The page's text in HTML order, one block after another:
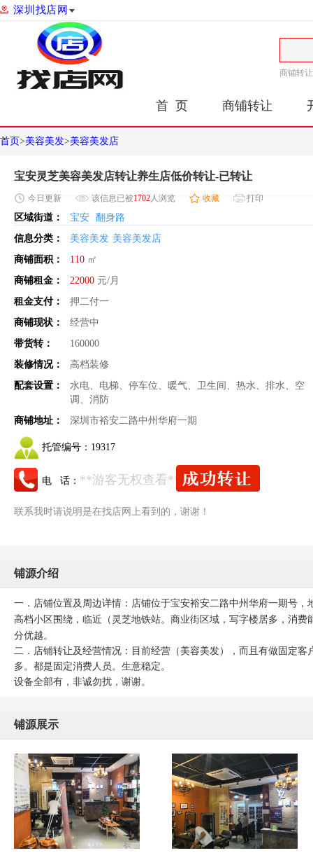
深圳找店网
商铺转让
首 页 商铺转让
首页>美容美发>美容美发店
宝安灵芝美容美发店转让养生店低价转让-已转让
今日 更新 该信息已被1702人浏览 收藏 打印
区域街道： 宝安 翻身路
信息分类：
美容美发 美容美发店
商铺面积：
110 ㎡
商铺租金：
22000 元/月
租金支付：
押二付一
商铺现状：
经营中
带货转：
160000
装修情况：
高档装修
配套设置：
水电、电梯、停车位、暖气、卫生间、热水、排水、空
调、消防
商铺地址：
深圳市裕安二路中州华府一期
托管编号： 19317
电 话： **游客无权查看**
联系我时请说明是在找店网上看到的，谢谢！
铺源介绍
一．店铺位置及周边详情：店铺位于宝安裕安二路中州华府一期号
高档小区围绕，临近（灵芝地铁站。商业街区域，写字楼居多，消
分优越。
二．店铺转让及经营情况：目前经营（美容美发），而且有做固定
多。都是固定消费人员。生意稳定。
设备全部有，非诚勿扰，谢谢。
铺源展示